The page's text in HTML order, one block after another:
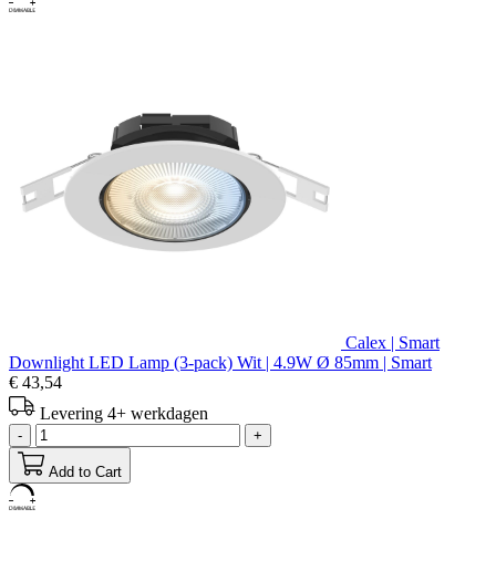
Calex | Smart
Downlight LED Lamp (3-pack) Wit | 4.9W Ø 85mm | Smart
€ 43,54
Levering 4+ werkdagen
- +
Add to Cart